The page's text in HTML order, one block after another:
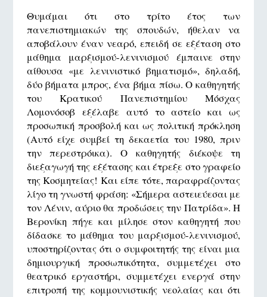
Θυμάμαι ότι στο τρίτο έτος των
πανεπιστημιακών της σπουδών, ήθελαν να
αποβάλουν έναν νεαρό, επειδή σε εξέταση στο
μάθημα μαρξισμού-λενινισμού έμπαινε στην
αίθουσα «με λενινιστικό βηματισμό», δηλαδή,
δύο βήματα μπρος, ένα βήμα πίσω. Ο καθηγητής
του Κρατικού Πανεπιστημίου Μόσχας
Λομονόσοβ εξέλαβε αυτό το αστείο και ως
προσωπική προσβολή και ως πολιτική πρόκληση
(Αυτό είχε συμβεί τη δεκαετία του 1980, πριν
την περεστρόικα). Ο καθηγητής διέκοψε τη
διεξαγωγή της εξέτασης και έτρεξε στο γραφείο
της Κοσμητείας! Και είπε τότε, παραφράζοντας
λίγο τη γνωστή φράση: «Σήμερα αστειεύεσαι με
τον Λένιν, αύριο θα προδώσεις την Πατρίδα». Η
Βερονίκη πήγε και μίλησε στον καθηγητή που
δίδασκε το μάθημα του μαρξισμού-λενινισμού,
υποστηρίζοντας ότι ο συμφοιτητής της είναι μια
δημιουργική προσωπικότητα, συμμετέχει στο
θεατρικό εργαστήρι, συμμετέχει ενεργά στην
επιτροπή της κομμουνιστικής νεολαίας και ότι